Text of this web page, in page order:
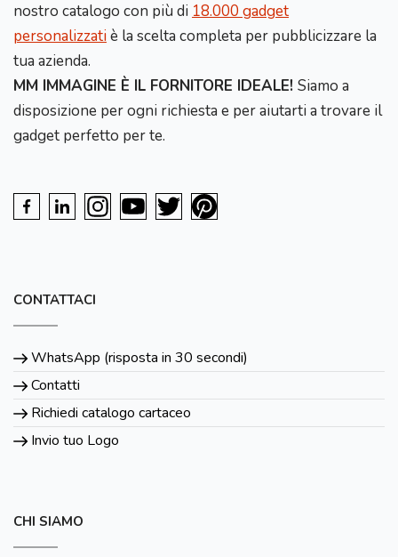
nostro catalogo con più di 18.000 gadget
personalizzatiè la scelta completa per pubblicizzare la
tua azienda.
MM IMMAGINE È IL FORNITORE IDEALE! Siamo a
disposizione per ogni richiesta e per aiutarti a trovare il
gadget perfetto per te.
CONTATTACI
WhatsApp (risposta in 30 secondi)
Contatti
Richiedi catalogo cartaceo
Invio tuo Logo
CHI SIAMO